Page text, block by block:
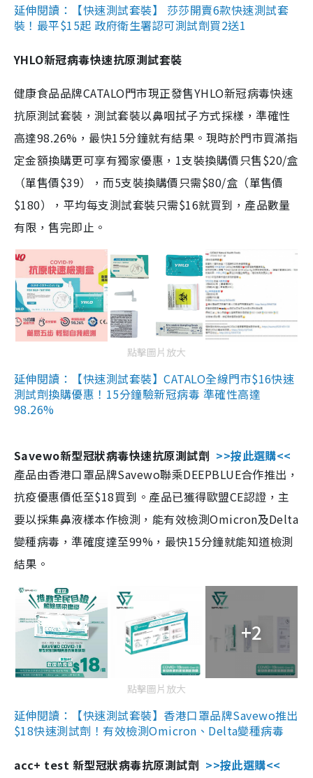
延伸閱讀：【快速測試套裝】 莎莎開賣6款快速測試套
裝！最平$15起 政府衛生署認可測試劑買2送1
YHLO新冠病毒快速抗原測試套裝
健康食品品牌CATALO門市現正發售YHLO新冠病毒快速
抗原測試套裝，測試套裝以鼻咽拭子方式採樣，準確性
高達98.26%，最快15分鐘就有結果。現時於門市買滿指
定金額換購更可享有獨家優惠，1支裝換購價只售$20/盒
（單售價$39），而5支裝換購價只需$80/盒（單售價
$180），平均每支測試套裝只需$16就買到，產品數量
有限，售完即止。
點擊圖片放大
延伸閱讀：【快速測試套裝】CATALO全線門市$16快速
測試劑換購優惠！15分鐘驗新冠病毒 準確性高達
98.26%
Savewo新型冠狀病毒快速抗原測試劑 >>按此選購<<
產品由香港口罩品牌Savewo聯乘DEEPBLUE合作推出，
抗疫優惠價低至$18買到。產品已獲得歐盟CE認證，主
要以採集鼻液樣本作檢測，能有效檢測Omicron及Delta
變種病毒，準確度達至99%，最快15分鐘就能知道檢測
結果。
+2
點擊圖片放大
延伸閱讀：【快速測試套裝】香港口罩品牌Savewo推出
$18快速測試劑！有效檢測Omicron、Delta變種病毒
acc+ test 新型冠狀病毒抗原測試劑 >>按此選購<<